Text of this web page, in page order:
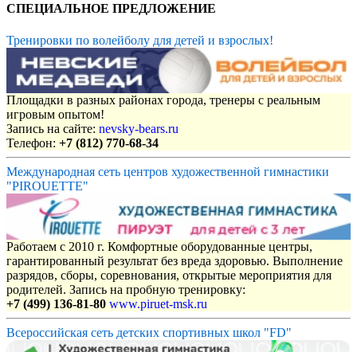
СПЕЦИАЛЬНОЕ ПРЕДЛОЖЕНИЕ
Тренировки по волейболу для детей и взрослых!
Площадки в разных районах города, тренеры с реальным
игровым опытом!
Запись на сайте: nevsky-bears.ru
Телефон: +7 (812) 770-68-34
Международная сеть центров художественной гимнастики
"PIROUETTE"
Работаем с 2010 г. Комфортные оборудованные центры,
гарантированный результат без вреда здоровью. Выполнение
разрядов, сборы, соревнования, открытые мероприятия для
родителей. Запись на пробную тренировку:
+7 (499) 136-81-80 www.piruet-msk.ru
Всероссийская сеть детских спортивных школ "FD"